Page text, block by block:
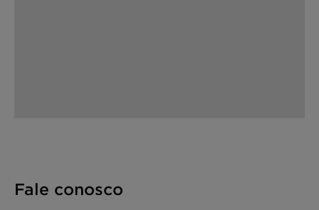
Fale conosco